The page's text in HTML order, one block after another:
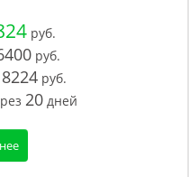
руб.
руб.
8224руб.
20 дней